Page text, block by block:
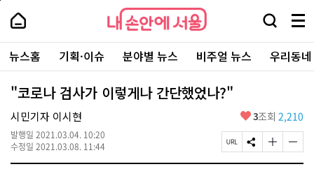
본
로
가
내
손
안
에
서
울
-
서
울
시
대
표
소
내
손
에
울
검
창
열
기
메
뉴
전
체
보
주
요
서
뉴스홈 기획·이슈 분야별 뉴스 비주얼 뉴스 우리동
"코로나 검사가 이렇게나 간단했었나?"
시민기자 이시현
발행일 2021.03.04. 10:20
수정일 2021.03.08. 11:44
좋
요
3조회 2,210
페
이
S
N
글
자
글
자
페
상
단
로